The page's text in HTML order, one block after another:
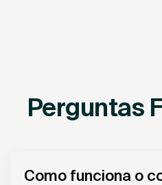
Perguntas
Como funciona o